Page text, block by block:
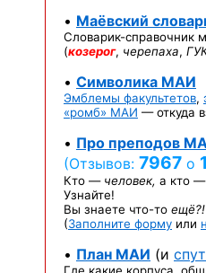
• Маёвский
Словарик-справочник
(козерог, черепаха,
• Символика МАИ
Эмблемы факультетов,
«ромб» МАИ — откуда
• Про преподов
(Отзывов: 7967 о
Кто — человек, а кто —
Узнайте!
Вы знаете что-то ещё?!
(Заполните форму или
• План МАИ (и